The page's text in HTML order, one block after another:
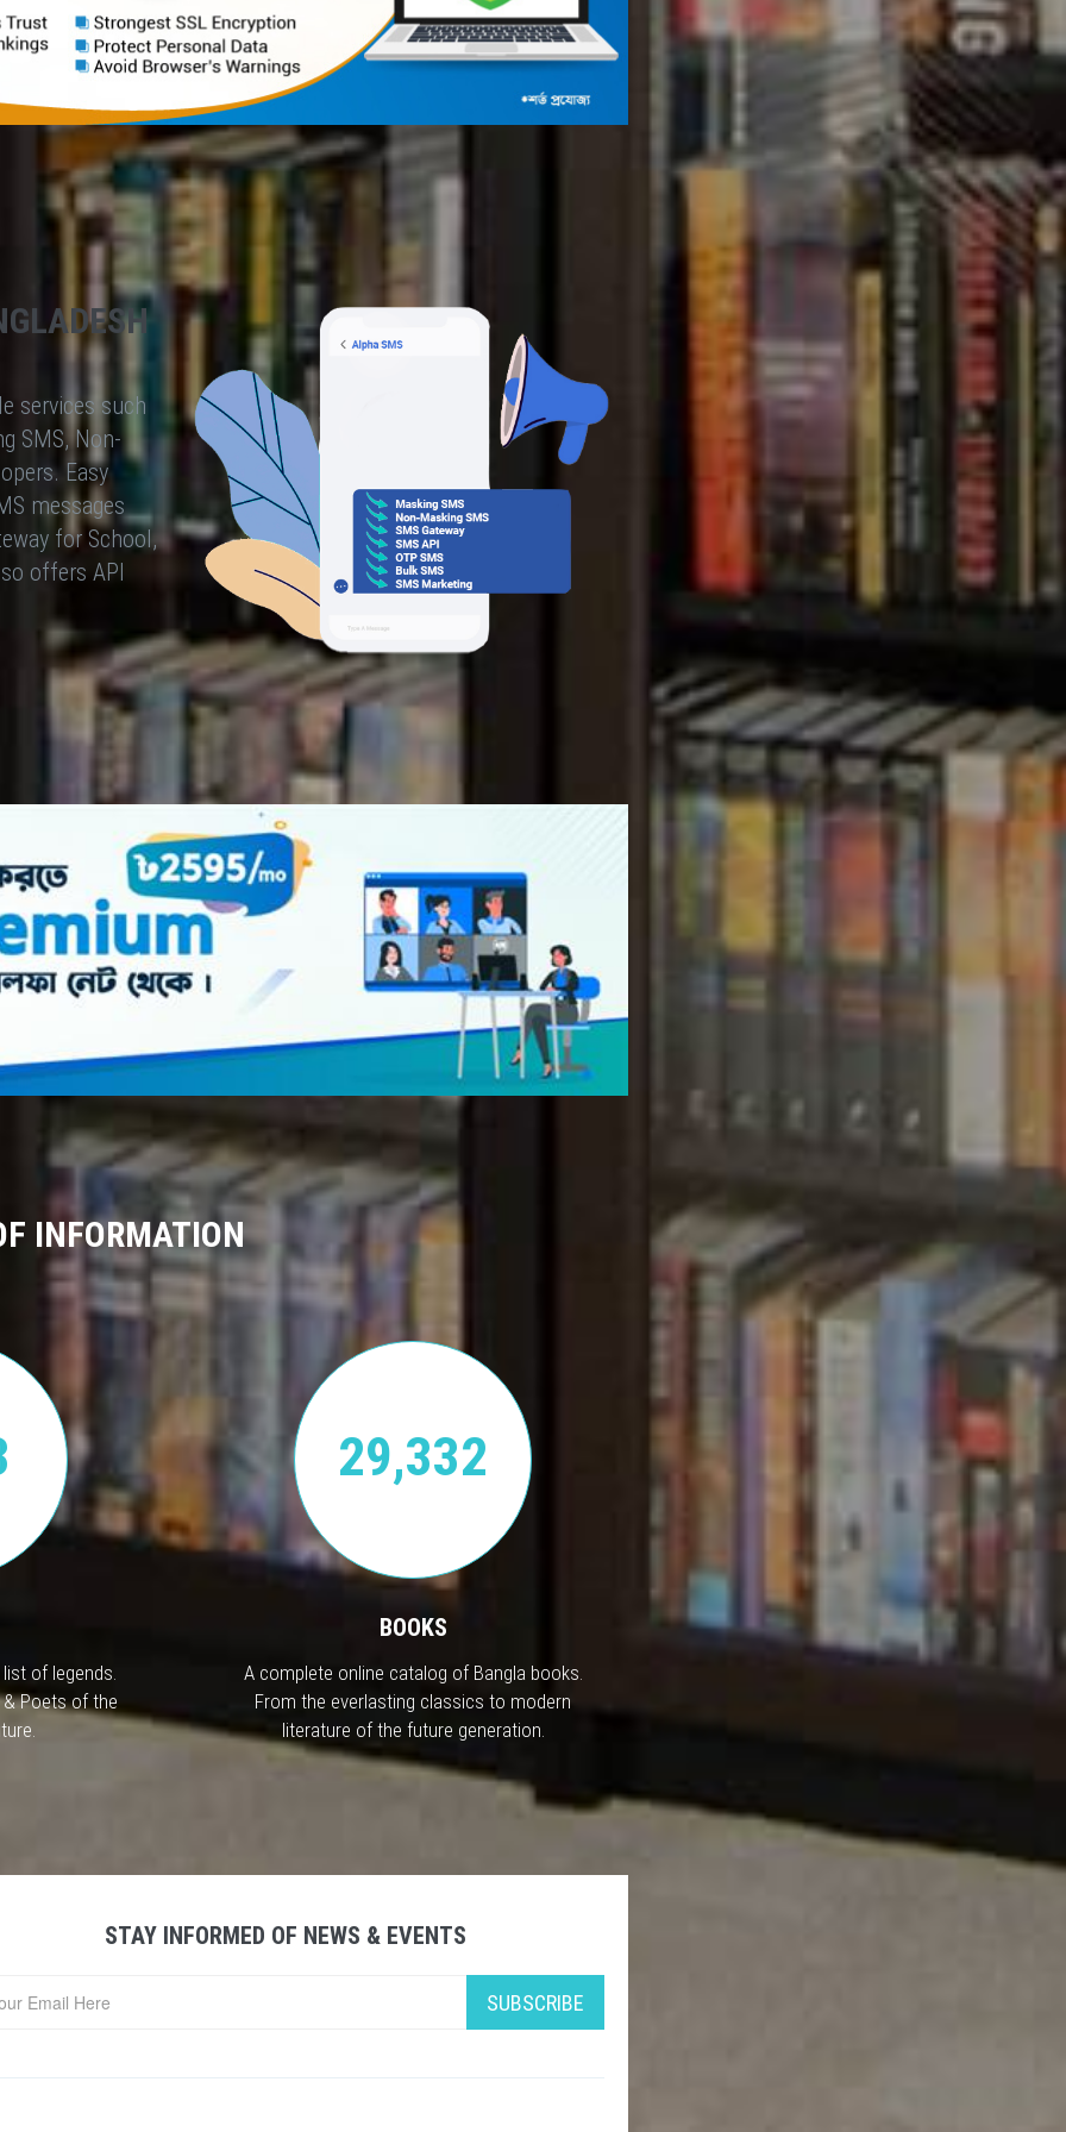
services such
SMS, Non-
Easy
messages
for School,
offers API
INFORMATION
of legends.
& Poets of the
29,332
BOOKS
A complete online catalog of Bangla books.
From the everlasting classics to modern
literature of the future generation.
STAY INFORMED OF NEWS & EVENTS
SUBSCRIBE